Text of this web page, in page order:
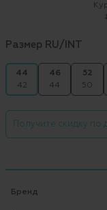
Размер RU/INT
44
42
46
44
52
50
Получите скидку
Бренд